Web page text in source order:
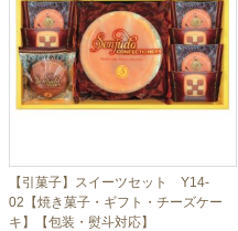
【引菓子】スイーツセット Y14-
02【焼き菓子・ギフト・チーズケー
キ】【包装・熨斗対応】